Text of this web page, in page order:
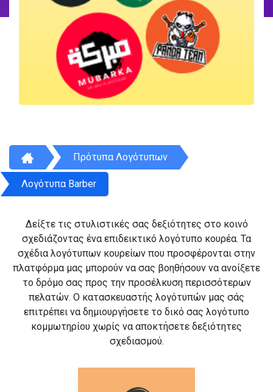
Πρότυπα Λογότυπων
Λογότυπα Barber
Δείξτε τις στυλιστικές σας δεξιότητες στο κοινό
σχεδιάζοντας ένα επιδεικτικό λογότυπο κουρέα. Τα
σχέδια λογότυπων κουρείων που προσφέρονται στην
πλατφόρμα μας μπορούν να σας βοηθήσουν να ανοίξετε
το δρόμο σας προς την προσέλκυση περισσότερων
πελατών. Ο κατασκευαστής λογότυπών μας σάς
επιτρέπει να δημιουργήσετε το δικό σας λογότυπο
κομμωτηρίου χωρίς να αποκτήσετε δεξιότητες
σχεδιασμού.